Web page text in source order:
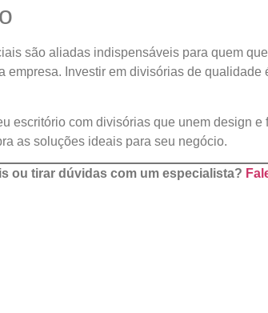
são aliadas indispensáveis para quem
empresa. Investir em divisórias de
escritório com divisórias que unem design
as soluções ideais para seu negócio.
ou tirar dúvidas com um especialista?